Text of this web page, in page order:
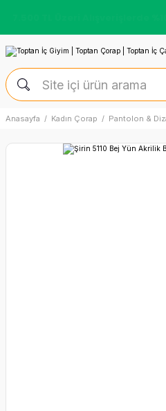
Anasayfa Kadın Çorap Pantolon &